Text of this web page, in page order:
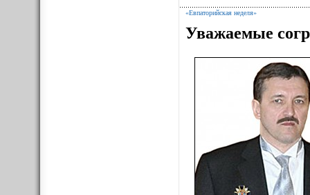
«Евпаторийская неделя»
Уважаемые